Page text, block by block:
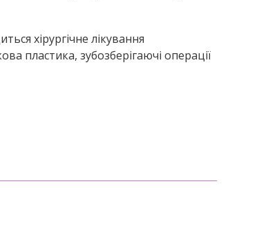
хірургічне лікування
пластика, зубозберігаючі операції